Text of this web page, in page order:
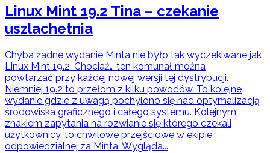
Linux Mint 19.2 Tina – czekanie
uszlachetnia
Chyba żadne wydanie Minta nie było tak wyczekiwane jak
Linux Mint 19.2. Chociaż… ten komunał można
powtarzać przy każdej nowej wersji tej dystrybucji.
Niemniej 19.2 to przełom z kilku powodów. To kolejne
wydanie gdzie z uwagą pochylono się nad optymalizacją
środowiska graficznego i całego systemu. Kolejnym
znakiem zapytania na rozwianie się którego czekali
użytkownicy, to chwilowe przejściowe w ekipie
odpowiedzialnej za Minta. Wygląda...